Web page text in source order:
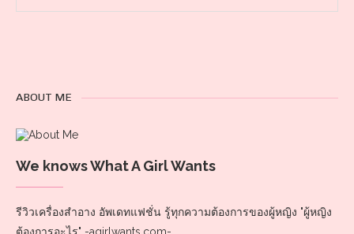
ABOUT ME
We knows What A Girl Wants
รีวิวเครื่องสำอาง อัพเดทแฟชั่น รู้ทุกความต้องการของผู้หญิง "ผู้หญิง